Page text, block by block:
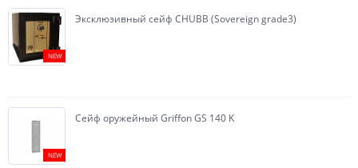
NEW
Эксклюзивный сейф CHUBB (Sovereign grade3)
NEW
Сейф оружейный Griffon GS 140 K